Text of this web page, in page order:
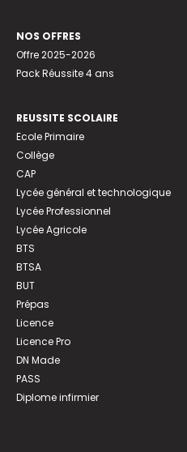
NOS OFFRES
Offre 2025-2026
Pack Réussite 4 ans
REUSSITE SCOLAIRE
Ecole Primaire
Collège
CAP
Lycée général et technologique
Lycée Professionnel
Lycée Agricole
BTS
BTSA
BUT
Prépas
Licence
Licence Pro
DN Made
PASS
Diplome infirmier